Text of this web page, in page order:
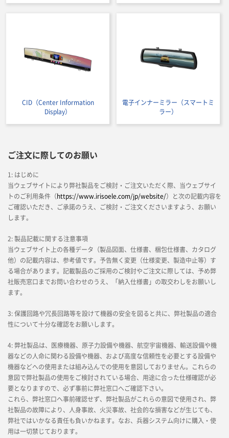
CID（Center Information
Display）
電子インナーミラー（スマートミ
ラー）
ご注文に際してのお願い
1: はじめに
当ウェブサイトにより弊社製品をご検討・ご注文いただく際、当ウェブサイ
トのご利用条件（https://www.irisoele.com/jp/website/）と次の記載内容を
ご確認いただき、ご承諾のうえ、ご検討・ご注文くださいますよう、お願い
します。
2: 製品記載に関する注意事項
当ウェブサイト上の各種データ（製品図面、仕様書、梱包仕様書、カタログ
他）の記載内容は、参考値です。予告無く変更（仕様変更、製造中止等）す
る場合があります。記載製品のご採用のご検討やご注文に際しては、予め弊
社販売窓口までお問い合わせのうえ、「納入仕様書」の取交わしをお願いし
ます。
3: 保護回路や冗長回路等を設けて機器の安全を図ると共に、弊社製品の適合
性について十分な確認をお願いします。
4: 弊社製品は、医療機器、原子力設備や機器、航空宇宙機器、輸送設備や機
器などの人命に関わる設備や機器、および高度な信頼性を必要とする設備や
機器などへの使用または組み込んでの使用を意図しておりません。これらの
意図で弊社製品の使用をご検討されている場合、用途に合った仕様確認が必
要となりますので、必ず事前に弊社窓口へご確認下さい。
これら、弊社窓口へ事前確認せず、弊社製品がこれらの意図で使用され、弊
社製品の故障により、人身事故、火災事故、社会的な損害などが生じても、
弊社ではいかなる責任も負いかねます。なお、兵器システム向けに購入・使
用は一切禁じております。